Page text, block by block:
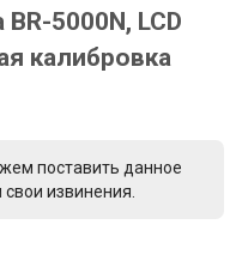
5000N, LCD
калибровка
поставить данное
извинения.